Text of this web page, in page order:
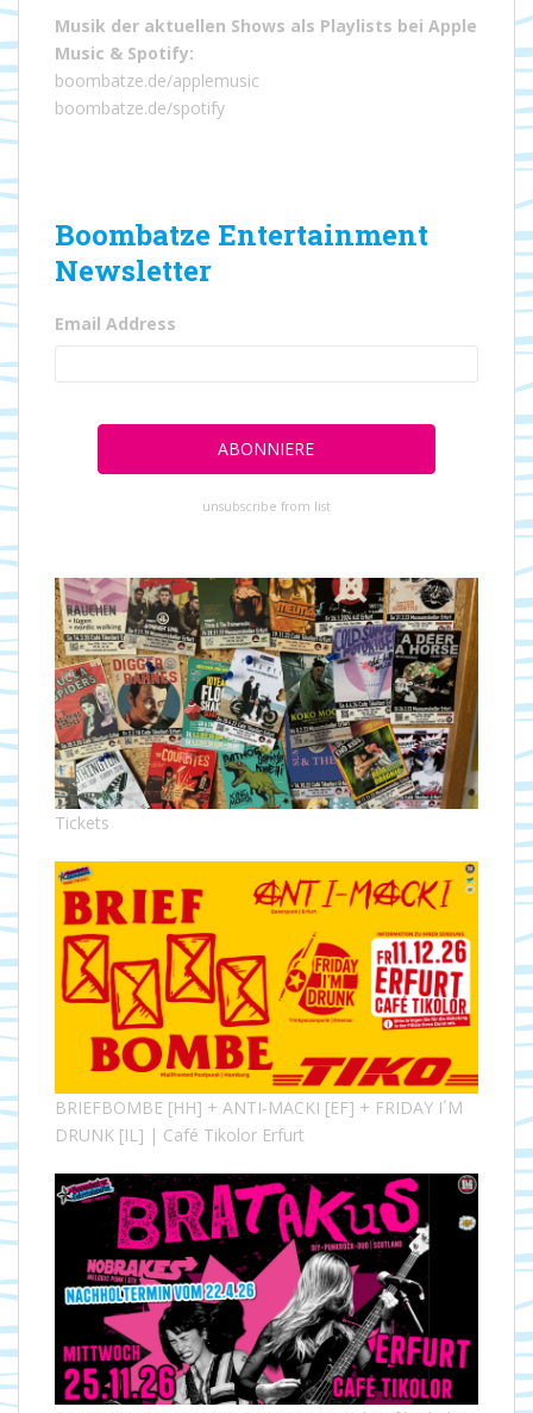
Musik der aktuellen Shows als Playlists bei Apple
Music & Spotify:
boombatze.de/applemusic
boombatze.de/spotify
Boombatze Entertainment
Newsletter
Email Address
unsubscribe from list
Tickets
BRIEFBOMBE [HH] + ANTI-MACKI [EF] + FRIDAY I´M
DRUNK [IL] | Café Tikolor Erfurt